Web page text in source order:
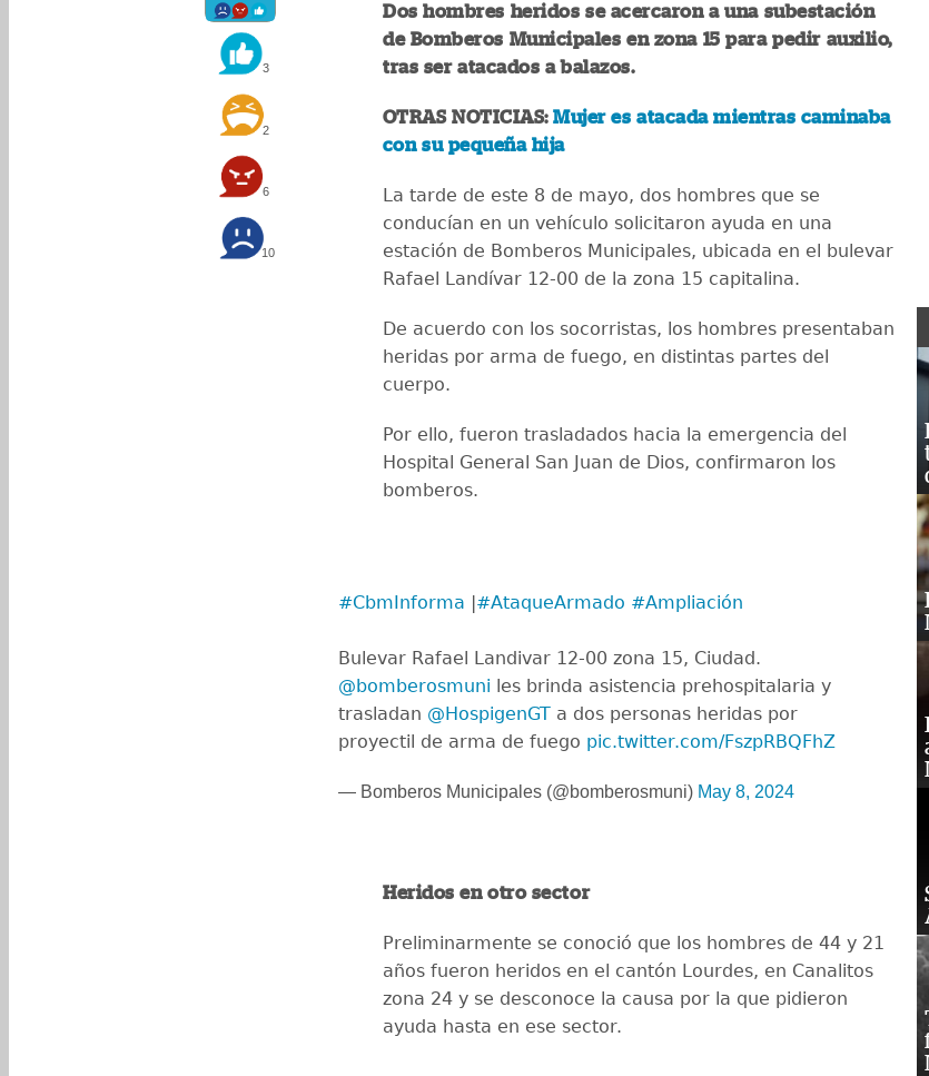
3
2
6
10
Dos hombres heridos se acercaron a una subestación
de Bomberos Municipales en zona 15 para pedir auxilio,
tras ser atacados a balazos.
OTRAS NOTICIAS:Mujer es atacada mientras caminaba
con su pequeña hija
La tarde de este 8 de mayo, dos hombres que se
conducían en un vehículo solicitaron ayuda en una
estación de Bomberos Municipales, ubicada en el bulevar
Rafael Landívar 12-00 de la zona 15 capitalina.
De acuerdo con los socorristas, los hombres presentaban
heridas por arma de fuego, en distintas partes del
cuerpo.
Por ello, fueron trasladados hacia la emergencia del
Hospital General San Juan de Dios, confirmaron los
bomberos.
#CbmInforma |#AtaqueArmado #Ampliación
Bulevar Rafael Landivar 12-00 zona 15, Ciudad.
@bomberosmuni les brinda asistencia prehospitalaria y
trasladan @HospigenGT a dos personas heridas por
proyectil de arma de fuego pic.twitter.com/FszpRBQFhZ
— Bomberos Municipales (@bomberosmuni) May 8, 2024
Heridos en otro sector
Preliminarmente se conoció que los hombres de 44 y 21
años fueron heridos en el cantón Lourdes, en Canalitos
zona 24 y se desconoce la causa por la que pidieron
ayuda hasta en ese sector.